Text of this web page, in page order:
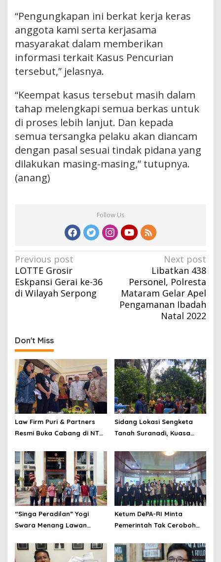
“Pengungkapan ini berkat kerja keras
anggota kami serta kerjasama
masyarakat dalam memberikan
informasi terkait Kasus Pencurian
tersebut,” jelasnya.
“Keempat kasus tersebut masih dalam
tahap melengkapi semua berkas untuk
di proses lebih lanjut. Dan kepada
semua tersangka pelaku akan diancam
dengan pasal sesuai tindak pidana yang
dilakukan masing-masing,” tutupnya.
(anang)
Follow Us
Post
navigation
Previous post
LOTTE Grosir
Eskpansi Gerai ke-36
di Wilayah Serpong
Next post
Libatkan 438
Personel, Polresta
Mataram Gelar Apel
Pengamanan Ibadah
Natal 2022
Don't Miss
Law Firm Puri & Partners
Resmi Buka Cabang di NTB,
Hukum Gratis untuk
Masyarakat
Sidang Lokasi Sengketa
Tanah Suranadi, Kuasa
Palsu Bukan Produk BPN
“Singa Peradilan” Yogi
Swara Menang Lawan
Polisi Segera Tahan
Tersangka Mafia Tanah
Ketum DePA-RI Minta
Pemerintah Tak Ceroboh